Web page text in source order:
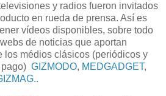
y radios fueron invitados
en rueda de prensa. Así es
vídeos disponibles, sobre todo
de noticias que aportan
los médios clásicos (periódicos y
GIZMODO, MEDGADGET,